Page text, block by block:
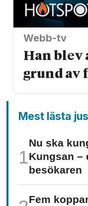
Webb-tv
Han blev
grund av
Mest lästa
Nu ska
Kungsan –
besökaren
Fem